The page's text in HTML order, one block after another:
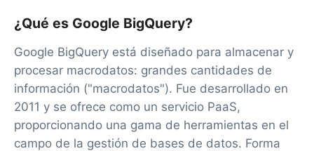
¿Qué es Google BigQuery?
Google BigQuery está diseñado para almacenar y
procesar macrodatos: grandes cantidades de
información ("macrodatos"). Fue desarrollado en
2011 y se ofrece como un servicio PaaS,
proporcionando una gama de herramientas en el
campo de la gestión de bases de datos. Forma